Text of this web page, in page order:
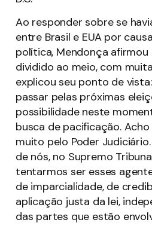
Ao responder sobre se
entre Brasil e EUA por
política, Mendonça
dividido ao meio, com
explicou seu ponto de
passar pelas próximas
possibilidade neste
busca de pacificação.
muito pelo Poder
de nós, no Supremo
tentarmos ser esses
de imparcialidade, de
aplicação justa da lei,
das partes que estão